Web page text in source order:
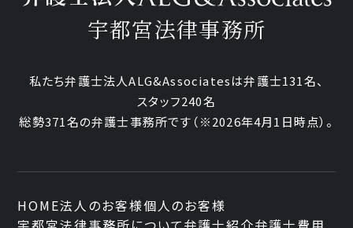
宇都宮法律事務所
私たち弁護士法人ALG&Associatesは弁護士131名、
スタッフ240名
総勢371名の弁護士事務所です （※2026年4月1日時点）。
HOME法人のお客様個人のお客様